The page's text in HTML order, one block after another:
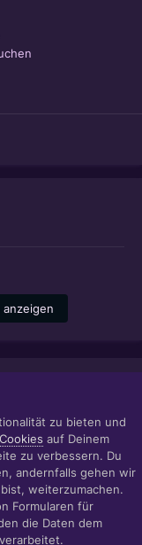
anzeigen
zu bieten und
Cookies auf Deinem
zu verbessern. Du
andernfalls gehen wir
weiterzumachen.
Formularen für
die Daten dem